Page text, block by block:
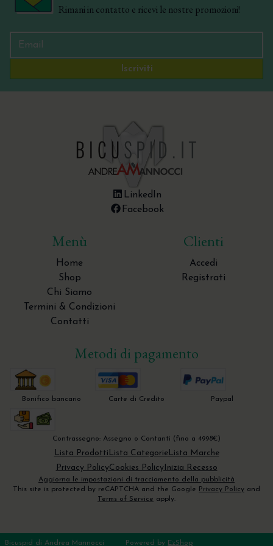
Strumentario per l'endodonzia chirurgica
Strumenti per la Tecnica Tunnel
Rimani in contatto e ricevi le nostre promozioni!
Iscriviti
LinkedIn
Facebook
Menù
Home
Shop
Chi Siamo
Termini & Condizioni
Contatti
Clienti
Accedi
Registrati
Metodi di pagamento
Bonifico bancario Carte di Credito Paypal
Contrassegno: Assegno o Contanti (fino a 4998€)
Lista Prodotti Lista CategorieLista Marche
Privacy PolicyCookies PolicyInizia Recesso
Aggiorna le impostazioni di tracciamento della pubblicità
This site is protected by reCAPTCHA and the Google Privacy Policy and
Terms of Service apply.
Bicuspid di Andrea Mannocci Powered by EzShop